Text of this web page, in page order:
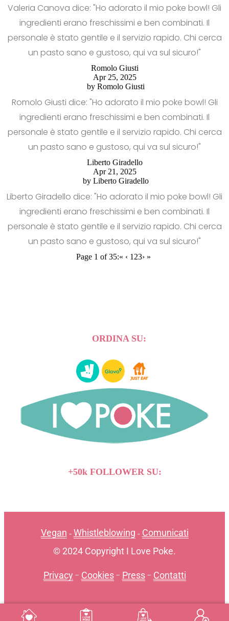
Valeria Canova dice: "Ho adorato il mio poke bowl! Gli
ingredienti erano freschissimi e ben combinati. Il
personale è stato gentile e il servizio rapido. Chi cerca
un pasto sano e gustoso, qui va sul sicuro!"
Romolo Giusti
Apr 25, 2025
by Romolo Giusti
Romolo Giusti dice: "Ho adorato il mio poke bowl! Gli
ingredienti erano freschissimi e ben combinati. Il
personale è stato gentile e il servizio rapido. Chi cerca
un pasto sano e gustoso, qui va sul sicuro!"
Liberto Giradello
Apr 21, 2025
by Liberto Giradello
Liberto Giradello dice: "Ho adorato il mio poke bowl! Gli
ingredienti erano freschissimi e ben combinati. Il
personale è stato gentile e il servizio rapido. Chi cerca
un pasto sano e gustoso, qui va sul sicuro!"
Page 1 of 35:« ‹ 1 23› »
ORDINA SU:
+50k FOLLOWER SU:
Vegan - Whistleblowing - Comunicati
© 2024 Copyright I Love Poke.
Privacy - Cookies- Press- Contatti